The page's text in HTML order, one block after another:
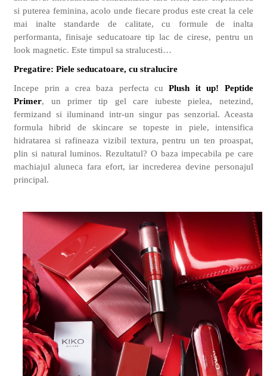
si puterea feminina, acolo unde fiecare produs este creat la cele
mai inalte standarde de calitate, cu formule de inalta
performanta, finisaje seducatoare tip lac de cirese, pentru un
look magnetic. Este timpul sa stralucesti…
Pregatire: Piele seducatoare, cu stralucire
Incepe prin a crea baza perfecta cuPlush it up! Peptide
Primer, un primer tip gel care iubeste pielea, netezind,
fermizand si iluminand intr-un singur pas senzorial. Aceasta
formula hibrid de skincare se topeste in piele, intensifica
hidratarea si rafineaza vizibil textura, pentru un ten proaspat,
plin si natural luminos. Rezultatul? O baza impecabila pe care
machiajul aluneca fara efort, iar increderea devine personajul
principal.